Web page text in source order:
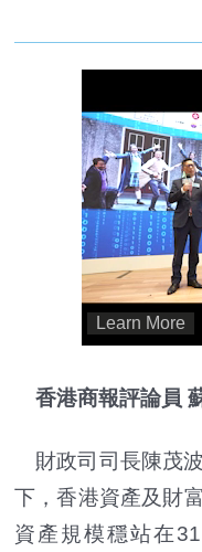
香港商報評論員
財政司司長陳茂
下，香港資產及財
資產規模穩站在